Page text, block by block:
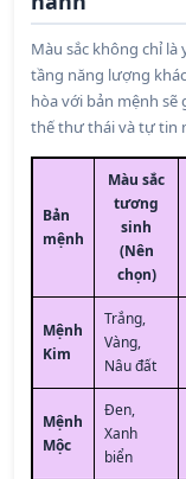
Màu sắc không chỉ
tầng năng lượng
hòa với bản mệnh sẽ
thế thư thái và tự tin
Bản
mệnh
Màu sắc
tương
sinh
(Nên
chọn)
Mệnh
Kim
Trắng,
Vàng,
Nâu đất
Mệnh
Mộc
Đen,
Xanh
biển